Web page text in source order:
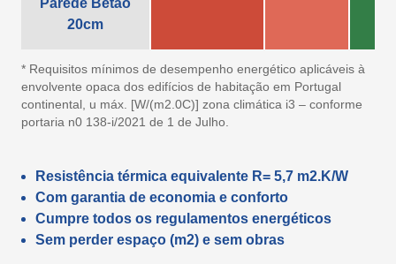
Parede Betão
20cm
* Requisitos mínimos de desempenho energético aplicáveis à
envolvente opaca dos edifícios de habitação em Portugal
continental, u máx. [W/(m2.0C)] zona climática i3 – conforme
portaria n0 138-i/2021 de 1 de Julho.
Resistência térmica equivalente R= 5,7 m2.K/W
Com garantia de economia e conforto
Cumpre todos os regulamentos energéticos
Sem perder espaço (m2) e sem obras